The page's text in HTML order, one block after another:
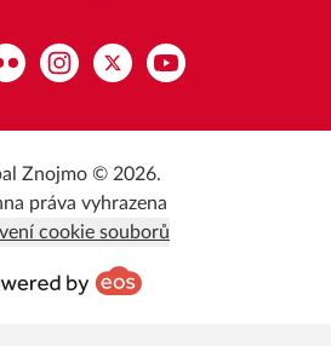
InstagramPlatform X
YouTube
Znojmo © 2026.
práva vyhrazena
cookie souborů